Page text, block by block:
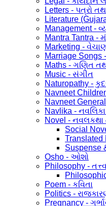
Letters - પત્રો
Literature
Management -
Mantra Tantra -
Marketing -
Marriage Songs
Maths - ગણિત
Music - સંગીત
Naturopathy -
Navneet
Navneet
Navlika -
Novel -
Social
Translated
Suspense
Osho - ઓશો
Philosophy -
Poem - કવિતા
Politics -
Pregnancy -